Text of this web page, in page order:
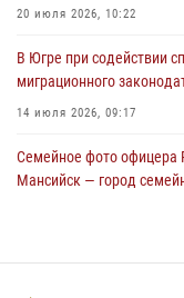
60-летний юбилей
20 июля 2026, 10:22
В Югре при содействии
миграционного
14 июля 2026, 09:17
Семейное фото офицера
Мансийск — город